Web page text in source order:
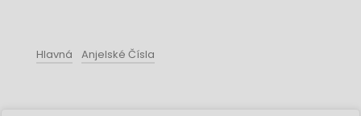
Hlavná Anjelské Čísla